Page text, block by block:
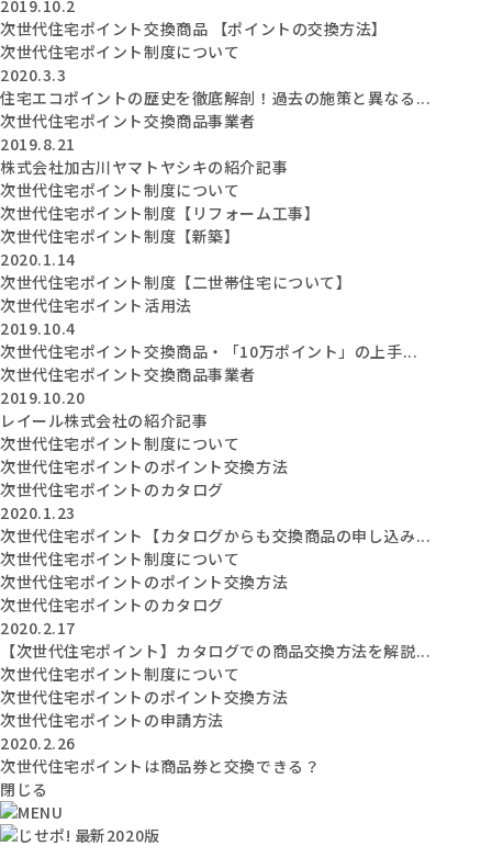
2019.10.2
次世代住宅ポイント交換商品 【ポイントの交換方法】
次世代住宅ポイント制度について
2020.3.3
住宅エコポイントの歴史を徹底解剖！過去の施策と異なる...
次世代住宅ポイント交換商品事業者
2019.8.21
株式会社加古川ヤマトヤシキの紹介記事
次世代住宅ポイント制度について
次世代住宅ポイント制度【リフォーム工事】
次世代住宅ポイント制度【新築】
2020.1.14
次世代住宅ポイント制度【二世帯住宅について】
次世代住宅ポイント活用法
2019.10.4
次世代住宅ポイント交換商品・「10万ポイント」の上手...
次世代住宅ポイント交換商品事業者
2019.10.20
レイール株式会社の紹介記事
次世代住宅ポイント制度について
次世代住宅ポイントのポイント交換方法
次世代住宅ポイントのカタログ
2020.1.23
次世代住宅ポイント【カタログからも交換商品の申し込み...
次世代住宅ポイント制度について
次世代住宅ポイントのポイント交換方法
次世代住宅ポイントのカタログ
2020.2.17
【次世代住宅ポイント】カタログでの商品交換方法を解説...
次世代住宅ポイント制度について
次世代住宅ポイントのポイント交換方法
次世代住宅ポイントの申請方法
2020.2.26
次世代住宅ポイントは商品券と交換できる？
閉じる